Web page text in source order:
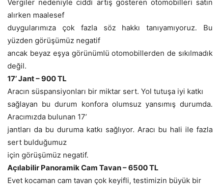
Vergiler nedeniyle ciddi artış gösteren otomobilleri satın
alırken maalesef
duygularımıza çok fazla söz hakkı tanıyamıyoruz. Bu
yüzden görüşümüz negatif
ancak beyaz eşya görünümlü otomobillerden de sıkılmadık
değil.
17’ Jant – 900 TL
Aracın süspansiyonları bir miktar sert. Yol tutuşa iyi katkı
sağlayan bu durum konfora olumsuz yansımış durumda.
Aracımızda bulunan 17’
jantları da bu duruma katkı sağlıyor. Aracı bu hali ile fazla
sert bulduğumuz
için görüşümüz negatif.
Açılabilir Panoramik Cam Tavan – 6500 TL
Evet kocaman cam tavan çok keyifli, testimizin büyük bir